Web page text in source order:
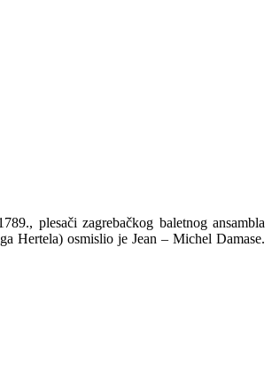
plesači zagrebačkog baletnog ansambla
Hertela) osmislio je Jean – Michel Damase.